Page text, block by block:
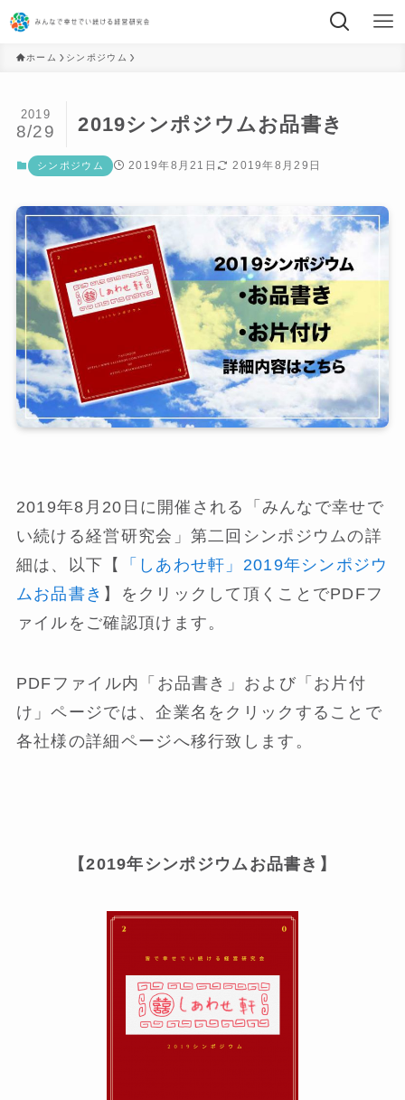
ホーム シンポジウム
2019シンポジウムお品書き
2019
8/29
シンポジウム 2019年8月21日 2019年8月29日
2019年8月20日に開催される「みんなで幸せで
い続ける経営研究会」第二回シンポジウムの詳
細は、以下【
「しあわせ軒」2019年シンポジウ
ムお品書き 】をクリックして頂くことでPDFフ
ァイルをご確認頂けます。
PDFファイル内「お品書き」および「お片付
け」ページでは、企業名をクリックすることで
各社様の詳細ページへ移行致します。
【2019年シンポジウムお品書き】